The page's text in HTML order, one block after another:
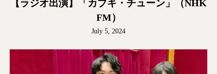
【ラジオ出演】「カブキ・チューン」（NHK
FM）
July 5, 2024